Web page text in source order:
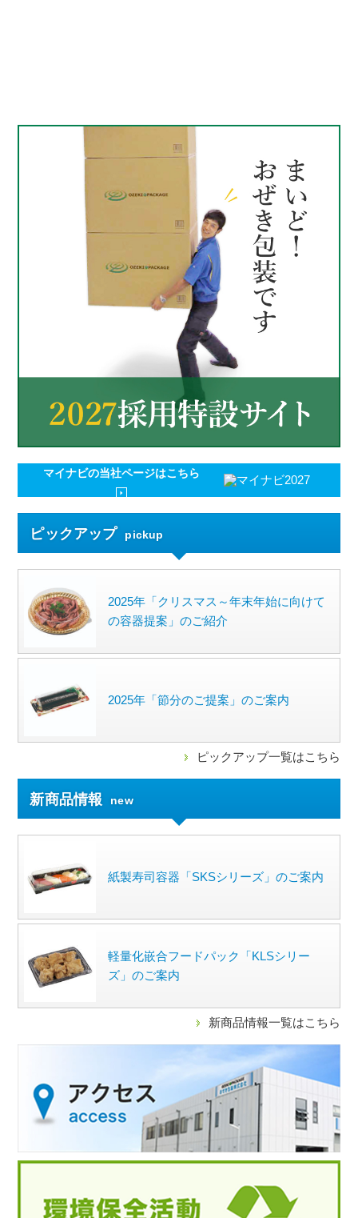
マイナビの当社ページはこちら
ピックアップ pickup
2025年「クリスマス～年末年始に向けて
の容器提案」のご紹介
2025年「節分のご提案」のご案内
ピックアップ一覧はこちら
新商品情報 new
紙製寿司容器「SKSシリーズ」のご案内
軽量化嵌合フードパック「KLSシリー
ズ」のご案内
新商品情報一覧はこちら